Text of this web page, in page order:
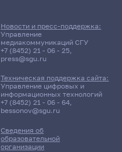
Сведения об
образовательной
организации
Новости и пресс-поддержка:
Управление
медиакоммуникаций СГУ
+7 (8452) 21 - 06 - 25,
press@sgu.ru
Техническая поддержка сайта:
Управление цифровых и
информационных технологий
+7 (8452) 21 - 06 - 64,
bessonov@sgu.ru